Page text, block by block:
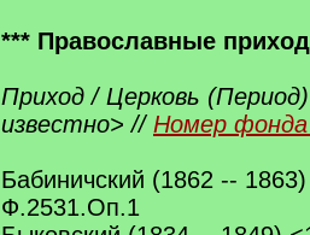
*** Православные
Приход / Церковь
известно> // Номер
Бабиничский (1862 --
Ф.2531.Оп.1